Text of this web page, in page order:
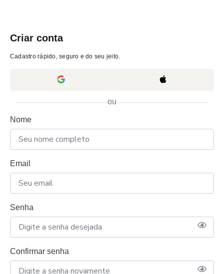
Criar conta
Cadastro rápido, seguro e do seu jeito.
ou
Nome
Email
Senha
Confirmar senha